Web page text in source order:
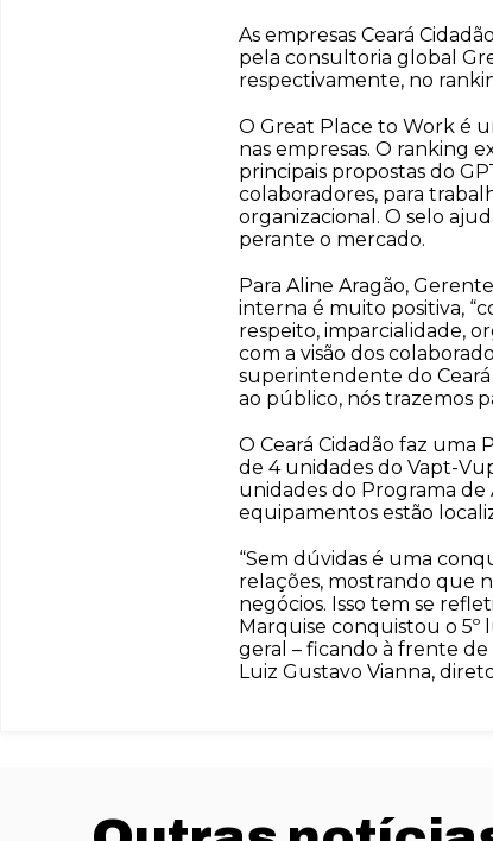
As empresas Ceará
pela consultoria global
respectivamente, no
O Great Place to Work é
nas empresas. O ranking
principais propostas do
colaboradores, para
organizacional. O selo
perante o mercado.
Para Aline Aragão,
interna é muito positiva,
respeito, imparcialidade,
com a visão dos
superintendente do
ao público, nós trazemos
O Ceará Cidadão faz uma
de 4 unidades do Vapt-
unidades do Programa de
equipamentos estão
“Sem dúvidas é uma
relações, mostrando que
negócios. Isso tem se
Marquise conquistou o 5º
geral – ficando à frente de
Luiz Gustavo Vianna,